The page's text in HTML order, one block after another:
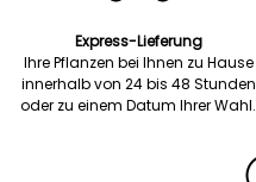
Express-Lieferung
Ihre Pflanzen bei Ihnen zu Hause
innerhalb von 24 bis 48 Stunden
oder zu einem Datum Ihrer Wahl.